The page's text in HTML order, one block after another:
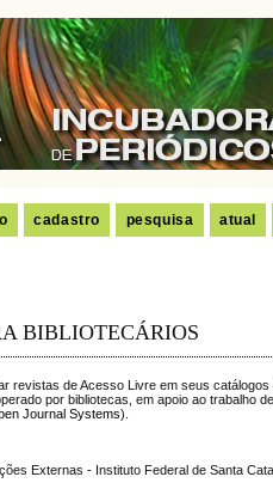
cadastro pesquisa atual
BIBLIOTECÁRIOS
revistas de Acesso Livre em seus
por bibliotecas, em apoio ao trabalho
Journal Systems).
Externas - Instituto Federal de Santa